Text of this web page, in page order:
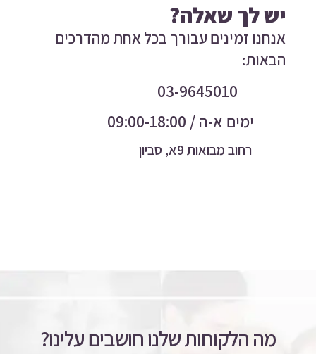
יש לך שאלה?
אנחנו זמינים עבורך בכל אחת מהדרכים
הבאות:
03-9645010
ימים א-ה / 09:00-18:00
רחוב מבואות 9א, סביון
מה הלקוחות שלנו חושבים עלינו?